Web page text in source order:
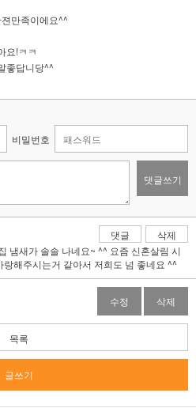
만족이에요^^
요!ㅋㅋ
좋답니당^^
비밀번호
댓글쓰기
삭제
댓글
냄새가 솔솔 나네요~ ^^ 요즘 신혼살림 시
해주시는거 같아서 저희도 넘 좋네요 ^^
수정 삭제
목록
글쓰기